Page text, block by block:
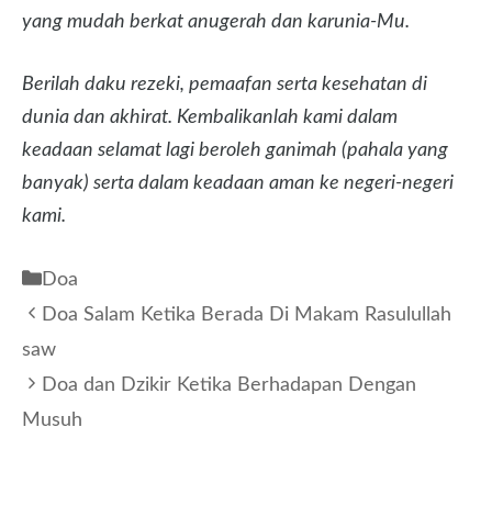
yang mudah berkat anugerah dan karunia-Mu.
Berilah daku rezeki, pemaafan serta kesehatan di
dunia dan akhirat. Kembalikanlah kami dalam
keadaan selamat lagi beroleh ganimah (pahala yang
banyak) serta dalam keadaan aman ke negeri-negeri
kami.
Kategori
Doa
Doa Salam Ketika Berada Di Makam Rasulullah
saw
Doa dan Dzikir Ketika Berhadapan Dengan
Musuh